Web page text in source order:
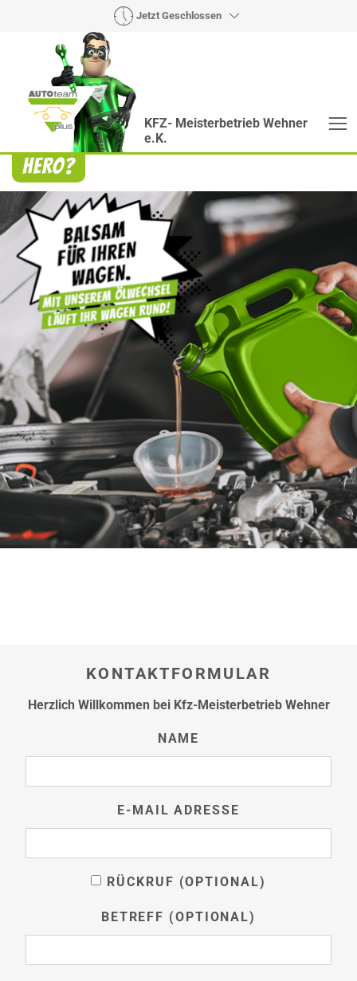
Jetzt Geschlossen
KFZ- Meisterbetrieb Wehner
e.K.
Heroes? Findet man bei uns!
Wie auch wir bringen Handmaker Herby, Rollin‘
Robby und Engineering Esy mit ihrer Superpower
jeden Wagen wieder auf die Bahn.
hier
KONTAKTFORMULAR
Herzlich Willkommen bei Kfz-Meisterbetrieb Wehner
NAME
E-MAIL ADRESSE
RÜCKRUF (OPTIONAL)
BETREFF (OPTIONAL)